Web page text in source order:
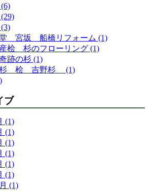
宮坂 船橋リフォーム (1)
桧 杉のフローリング (1)
跡の杉 (1)
桧 吉野杉 (1)
ブ
(1)
(1)
(1)
(1)
(1)
(1)
(1)